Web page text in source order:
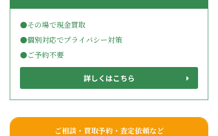
●その場で現金買取
●個別対応でプライバシー対策
●ご予約不要
詳しくはこちら
ご相談・買取予約・査定依頼など